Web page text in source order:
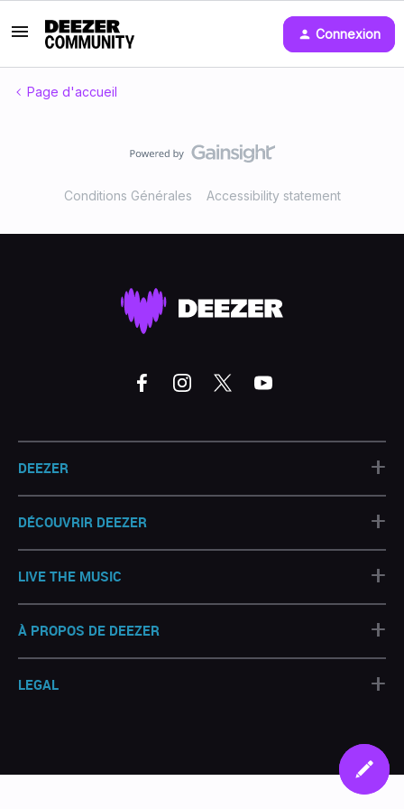
Connexion
Page d'accueil
Conditions Générales Accessibility statement
DEEZER +
DÉCOUVRIR DEEZER +
LIVE THE MUSIC +
À PROPOS DE DEEZER +
LEGAL +